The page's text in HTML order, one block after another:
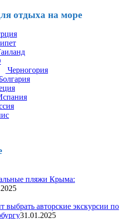
отдыха на море
Черногория
пляжи Крыма:
выбрать авторские экскурсии по
31.01.2025